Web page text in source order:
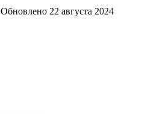
Обновлено 22 августа 2024